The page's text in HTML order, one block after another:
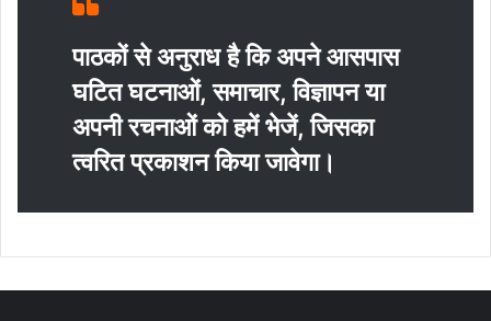
पाठकों से अनुराध है कि अपने आसपास
घटित घटनाओं, समाचार, विज्ञापन या
अपनी रचनाओं को हमें भेजें, जिसका
त्‍वरित प्रकाशन किया जावेगा।